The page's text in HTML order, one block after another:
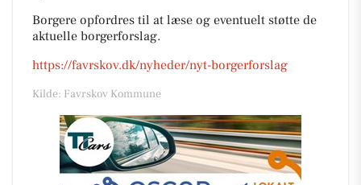
Borgere opfordres til at læse og eventuelt støtte de
aktuelle borgerforslag.
https://favrskov.dk/nyheder/nyt-borgerforslag
Kilde: Favrskov Kommune